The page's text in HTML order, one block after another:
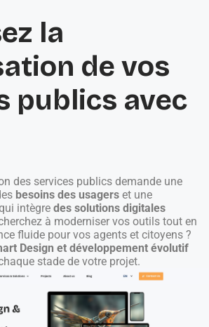
la
de vos
publics avec
des services publics demande une
besoins des usagers et une
intègre des solutions digitales
à moderniser vos outils tout en
fluide pour vos agents et citoyens ?
Design et développement évolutif
stade de votre projet.